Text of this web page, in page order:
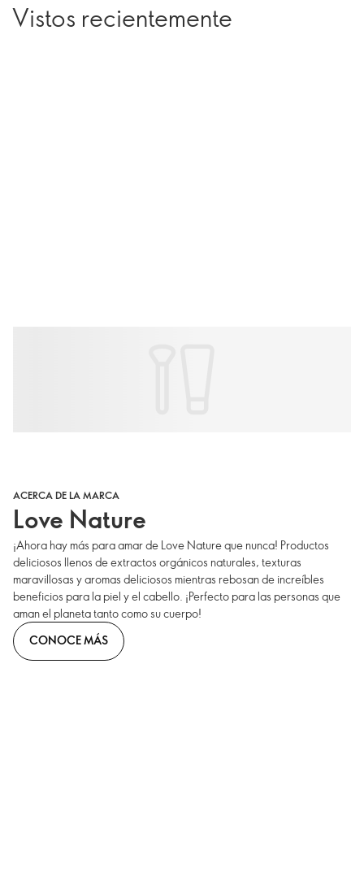
Vistos recientemente
ACERCA DE LA MARCA
Love Nature
¡Ahora hay más para amar de Love Nature que nunca! Productos
deliciosos llenos de extractos orgánicos naturales, texturas
maravillosas y aromas deliciosos mientras rebosan de increíbles
beneficios para la piel y el cabello. ¡Perfecto para las personas que
aman el planeta tanto como su cuerpo!
CONOCE MÁS